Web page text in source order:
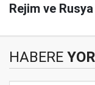
Rejim ve Rusya
HABERE